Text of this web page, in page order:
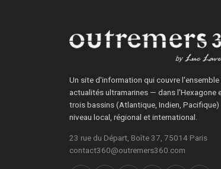
Un site d'information qui couvre l'ensemble
actualités ultramarines — dans l'Hexagone
trois bassins (Atlantique, Indien,
niveau local, régional et international.
23 rue du Départ, Boîte 37, 75014 Paris
contact360@outremers360.com